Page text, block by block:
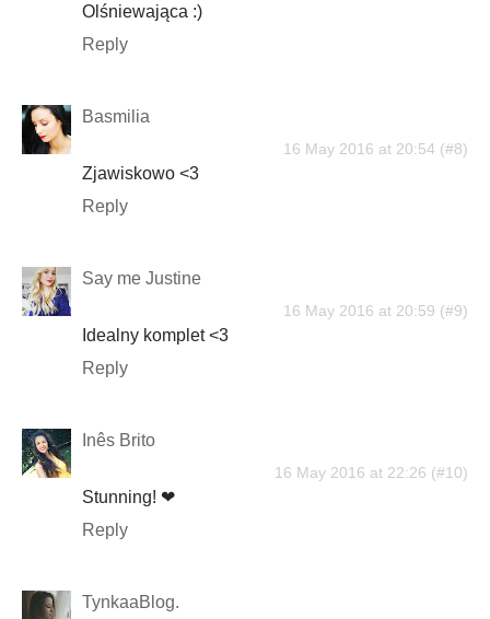
Olśniewająca :)
Reply
Basmilia
16 May 2016 at 20:54
Zjawiskowo <3
Reply
Say me Justine
16 May 2016 at 20:59
Idealny komplet <3
Reply
Inês Brito
16 May 2016 at 22:26
Stunning! ❤
Reply
TynkaaBlog.